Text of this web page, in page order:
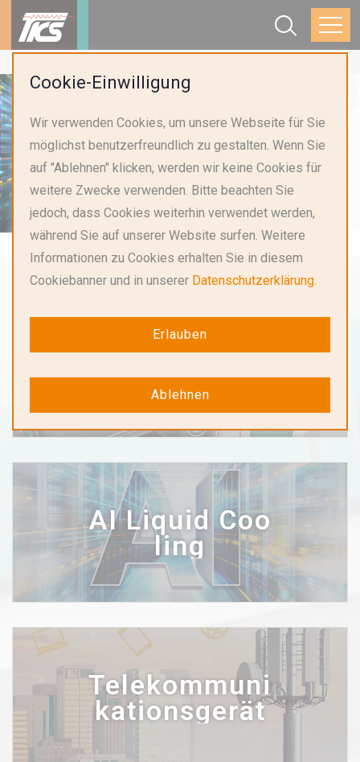
AI Liquid Coo
ling
Telekommuni
kationsgerät
Cookie-Einwilligung
Wir verwenden Cookies, um unsere Webseite für Sie
möglichst benutzerfreundlich zu gestalten. Wenn Sie
auf "Ablehnen" klicken, werden wir keine Cookies für
weitere Zwecke verwenden. Bitte beachten Sie
jedoch, dass Cookies weiterhin verwendet werden,
während Sie auf unserer Website surfen. Weitere
Informationen zu Cookies erhalten Sie in diesem
Cookiebanner und in unserer Datenschutzerklärung.
Erlauben
Ablehnen